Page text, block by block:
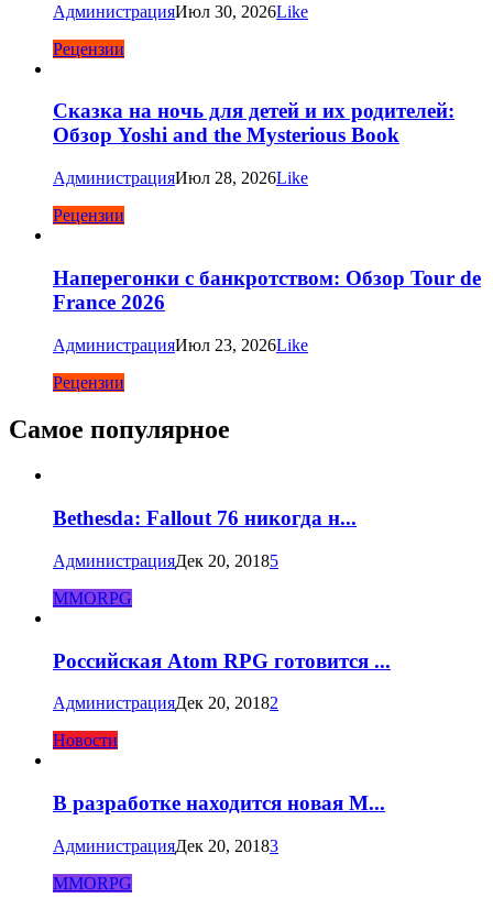
АдминистрацияИюл 30, 2026Like
Рецензии
Сказка на ночь для детей и их родителей:
Обзор Yoshi and the Mysterious Book
АдминистрацияИюл 28, 2026Like
Рецензии
Наперегонки с банкротством: Обзор Tour de
France 2026
АдминистрацияИюл 23, 2026Like
Рецензии
Самое популярное
Bethesda: Fallout 76 никогда н...
АдминистрацияДек 20, 20185
MMORPG
Российская Atom RPG готовится ...
АдминистрацияДек 20, 20182
Новости
В разработке находится новая M...
АдминистрацияДек 20, 20183
MMORPG